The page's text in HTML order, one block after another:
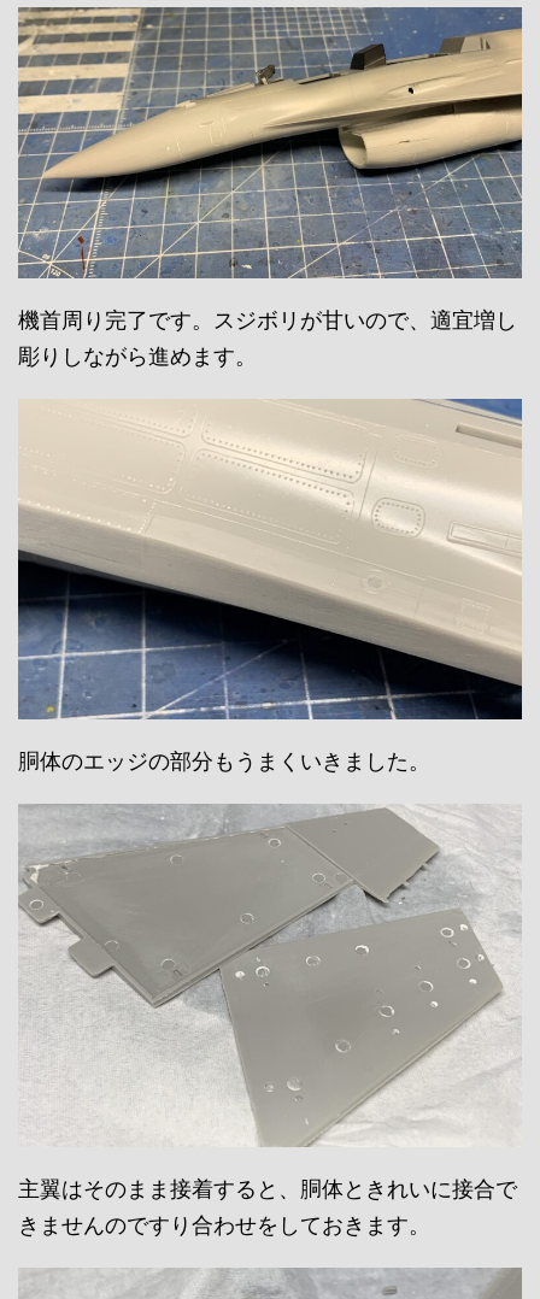
機首周り完了です。スジボリが甘いので、適宜増し
彫りしながら進めます。
胴体のエッジの部分もうまくいきました。
主翼はそのまま接着すると、胴体ときれいに接合で
きませんのですり合わせをしておきます。